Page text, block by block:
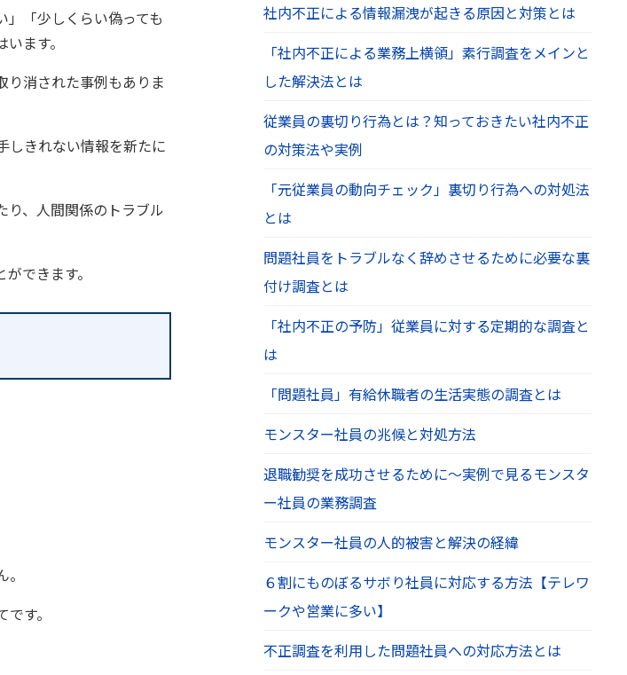
「少しくらい偽っても
ます。
り消された事例もありま
しきれない情報を新たに
り、人間関係のトラブル
できます。
す。
社内不正による情報漏洩が起きる原因と対策とは
「社内不正による業務上横領」素行調査をメインと
した解決法とは
従業員の裏切り行為とは？知っておきたい社内不正
の対策法や実例
「元従業員の動向チェック」裏切り行為への対処法
とは
問題社員をトラブルなく辞めさせるために必要な裏
付け調査とは
「社内不正の予防」従業員に対する定期的な調査と
は
「問題社員」有給休職者の生活実態の調査とは
モンスター社員の兆候と対処方法
退職勧奨を成功させるために～実例で見るモンスタ
ー社員の業務調査
モンスター社員の人的被害と解決の経緯
６割にものぼるサボり社員に対応する方法【テレワ
ークや営業に多い】
不正調査を利用した問題社員への対応方法とは